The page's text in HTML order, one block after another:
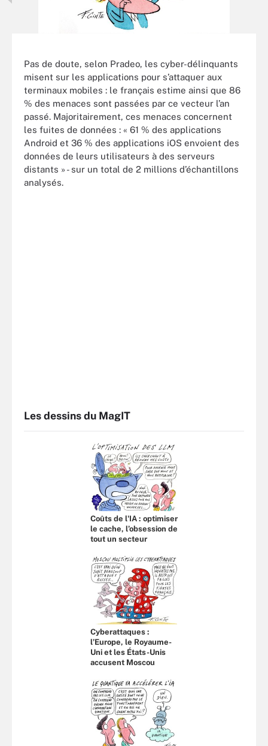
Pas de doute, selon Pradeo, les cyber-délinquants
misent sur les applications pour s’attaquer aux
terminaux mobiles : le français estime ainsi que 86
% des menaces sont passées par ce vecteur l’an
passé. Majoritairement, ces menaces concernent
les fuites de données : « 61 % des applications
Android et 36 % des applications iOS envoient des
données de leurs utilisateurs à des serveurs
distants » - sur un total de 2 millions d’échantillons
analysés.
Les dessins du MagIT
Coûts de l'IA : optimiser
le cache, l’obsession de
tout un secteur
Cyberattaques :
l’Europe, le Royaume-
Uni et les États-Unis
accusent Moscou